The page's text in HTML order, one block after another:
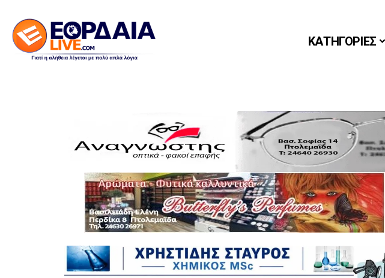
ΚΑΤΗΓΟΡΙΕΣ